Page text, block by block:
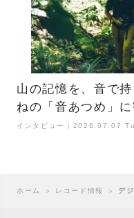
山の記憶を、音で
ねの「音あつめ」
インタビュー｜2026.07.07
ホーム ＞ レコード情報 ＞デ